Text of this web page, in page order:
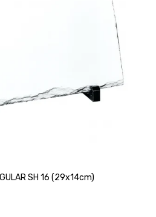
SH 16 (29x14cm)